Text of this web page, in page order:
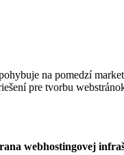
na pomedzí
pre tvorbu
webhostingovej